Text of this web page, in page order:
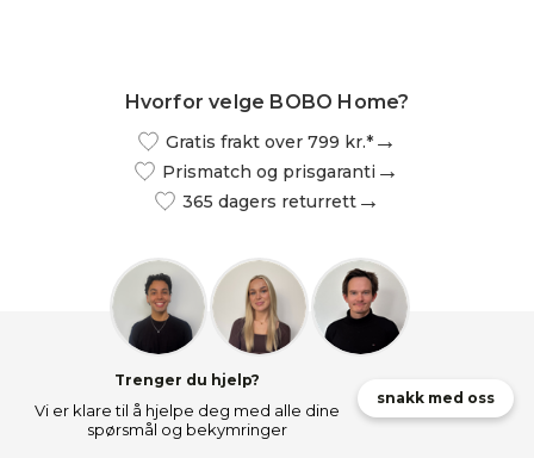
Hvorfor velge BOBO Home?
Gratis frakt over 799 kr.*
Prismatch og prisgaranti
365 dagers returrett
Trenger du hjelp?
Vi er klare til å hjelpe deg med alle dine
spørsmål og bekymringer
snakk med oss